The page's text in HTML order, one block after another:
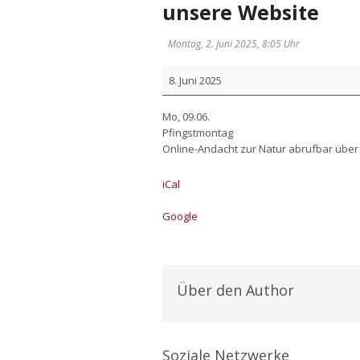
unsere Website
Montag, 2. Juni 2025, 8:05 Uhr
Andacht
Natur
abruf­
bar
unse­
Web­
8. Juni 2025
Mo, 09.06.
Pfingst­mon­tag
Online-Andacht zur Natur abruf­bar
iCal
Goog­le
Über den Author
Soziale Netzwerke